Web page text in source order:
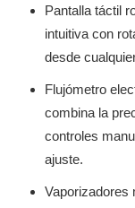
Pantalla táctil
intuitiva con
desde
Flujómetro
combina la
controles
ajuste.
Vaporizadores